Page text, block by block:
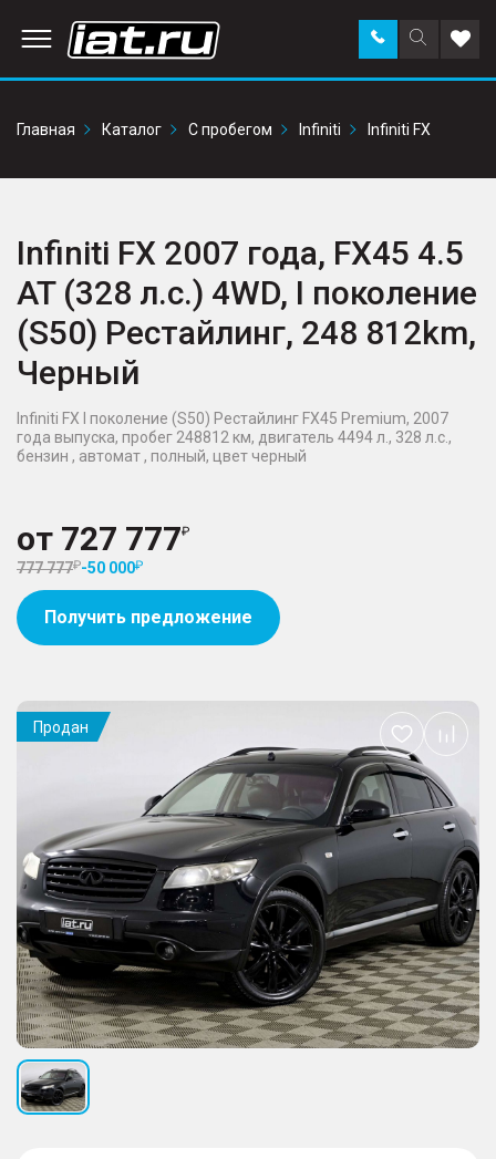
Поиск
по
Заказать
звонок в
Главная
Каталог С пробегом Infiniti Infiniti FX
Infiniti FX 2007 года, FX45 4.5
AT (328 л.с.) 4WD, I поколение
(S50) Рестайлинг, 248 812km,
Черный
Infiniti FX I поколение (S50) Рестайлинг FX45 Premium, 2007
года выпуска, пробег 248812 км, двигатель 4494 л., 328 л.с.,
бензин , автомат , полный, цвет черный
от 727 777
777 777 -50 000
Получить предложение
Продан
Добавить
в
избранное